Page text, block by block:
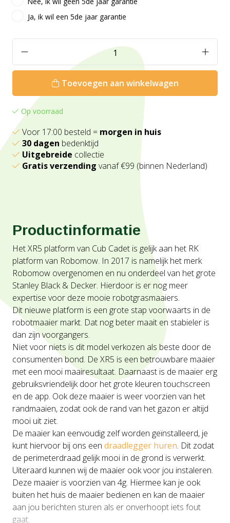
Ja, ik wil een 5de jaar garantie
Toevoegen aan winkelwagen
Op voorraad
Voor 17:00 besteld = morgen in huis
30 dagen bedenktijd
Uitgebreide collectie
Gratis verzending vanaf €99 (binnen Nederland)
Productinformatie
Het XR5 platform van Cub Cadet is gelijk aan het RK
platform van Robomow. In 2017 is namelijk het merk
Robomow overgenomen en nu onderdeel van het grote
Stanley Black & Decker. Hierdoor is er nog meer
expertise voor deze mooie robotgrasmaaiers.
Dit nieuwe platform is een grote stap voorwaarts in de
robotmaaier markt. Dat nog beter maait en stabieler is
dan zijn voorgangers.
Niet voor niets is dit model verkozen als beste door de
consumenten bond. De XR5 is een betrouwbare maaier
met een mooi maairesultaat. Daarnaast is de maaier erg
gebruiksvriendelijk door het grote kleuren touchscreen
en de app. Ook deze maaier is weer voorzien van het
randmaaien, zodat ook de rand van het gazon er altijd
mooi uit ziet.
De maaier kan eenvoudig zelf worden geïnstalleerd, je
kunt hiervoor bij ons een draadlegger huren. Dit zodat
de perimeterdraad gelijk mooi in de grond is verwerkt.
Uiteraard kunnen wij de maaier ook voor jou instaleren.
Deze maaier is voorzien van 4g. Hiermee kan je ook
buiten het huis de maaier bedienen en kan de maaier
aan jou berichten sturen als er onverhoopt iets fout
gaat.